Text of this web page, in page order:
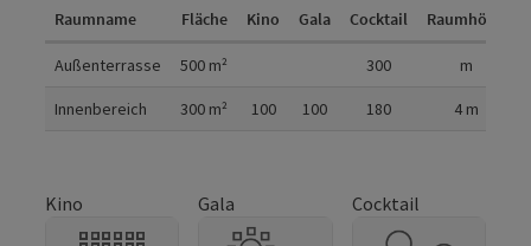
Raumname Fläche Kino Gala Cocktail Raumhöhe
Außenterrasse 500 m² 300 m
Innenbereich 300 m² 100 100 180 4m
Kino Gala Cocktail